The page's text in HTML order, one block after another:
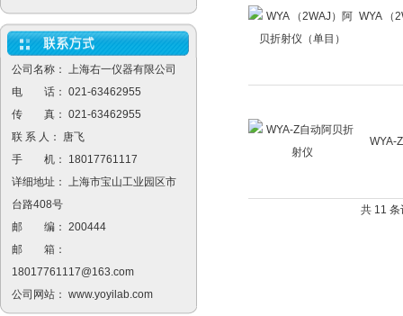
公司名称： 上海右一仪器有限公司
电 话： 021-63462955
传 真： 021-63462955
联 系 人： 唐飞
手 机： 18017761117
详细地址： 上海市宝山工业园区市
台路408号
邮 编： 200444
邮 箱：
18017761117@163.com
公司网站： www.yoyilab.com
WYA （
WYA-
共 11